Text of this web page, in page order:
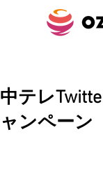
中テレ
ャンペーン